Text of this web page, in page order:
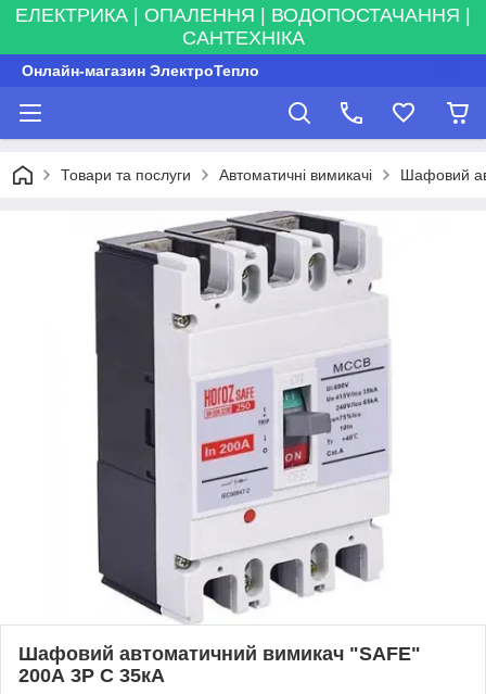
ЕЛЕКТРИКА | ОПАЛЕННЯ | ВОДОПОСТАЧАННЯ |
САНТЕХНІКА
Онлайн-магазин ЭлектроТепло
Товари та послуги Автоматичні вимикачі Шафовий
Шафовий автоматичний вимикач "SAFE"
200А 3P С 35кА